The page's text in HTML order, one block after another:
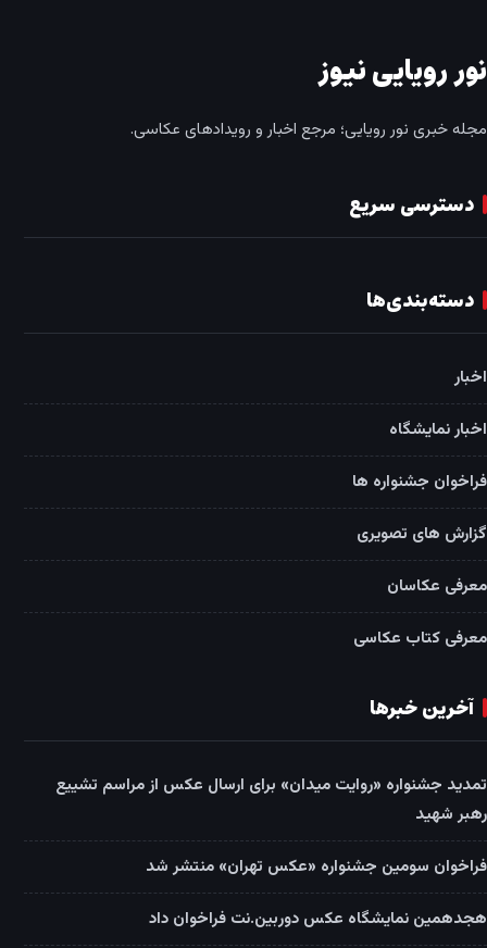
نور رویایی نیوز
مجله خبری نور رویایی؛ مرجع اخبار و رویدادهای عکاسی.
دسترسی سریع
دسته‌بندی‌ها
اخبار
اخبار نمایشگاه
فراخوان جشنواره ها
گزارش های تصویری
معرفی عکاسان
معرفی کتاب عکاسی
آخرین خبرها
تمدید جشنواره «روایت میدان» برای ارسال عکس از مراسم تشییع
رهبر شهید
فراخوان سومین جشنواره «عکس تهران» منتشر شد
هجدهمین نمایشگاه عکس دوربین.نت فراخوان داد